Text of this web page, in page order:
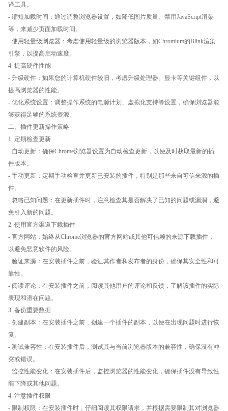
译工具。
- 缩短加载时间：通过调整浏览器设置，如降低图片质量、禁用JavaScript渲染
等，来减少页面加载时间。
- 使用轻量级浏览器：考虑使用轻量级的浏览器版本，如Chromium的Blink渲染
引擎，以提高启动速度。
4. 提高硬件性能
- 升级硬件：如果您的计算机硬件较旧，考虑升级处理器、显卡等关键组件，以
提高浏览器的性能。
- 优化系统设置：调整操作系统的电源计划、虚拟化支持等设置，确保浏览器能
够获得足够的系统资源。
二、插件更新操作策略
1. 定期检查更新
- 自动更新：确保Chrome浏览器设置为自动检查更新，以便及时获取最新的插
件版本。
- 手动更新：定期手动检查并更新已安装的插件，特别是那些来自可信来源的插
件。
- 忽略已知问题：在更新插件时，注意检查其是否解决了已知的问题或漏洞，避
免引入新的问题。
2. 使用官方渠道下载插件
- 官方网站：始终从Chrome浏览器的官方网站或其他可信赖的来源下载插件，
以避免恶意软件的风险。
- 验证来源：在安装插件之前，验证其作者和发布者的身份，确保其安全性和可
靠性。
- 阅读评论：在安装插件之前，阅读其他用户的评论和反馈，了解该插件的实际
表现和潜在问题。
3. 备份重要数据
- 创建副本：在安装插件之前，创建一个插件的副本，以便在出现问题时进行恢
复。
- 测试兼容性：在安装插件后，测试其与当前浏览器版本的兼容性，确保没有冲
突或错误。
- 监控性能变化：在安装插件后，监控浏览器的性能变化，确保插件没有导致性
能下降或其他问题。
4. 注意插件权限
- 限制权限：在安装插件时，仔细阅读其权限请求，并根据需要限制其对浏览器